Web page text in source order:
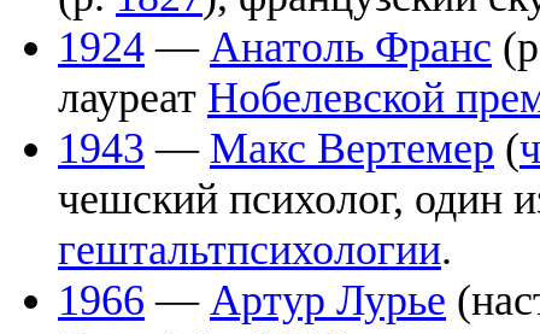
1924 — Анатоль Франс
лауреат Нобелевской
1943 — Макс Вертемер (
чешский психолог, один
гештальтпсихологии.
1966 — Артур Лурье